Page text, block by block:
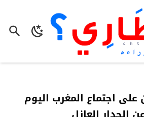
اجتماع المغرب اليوم